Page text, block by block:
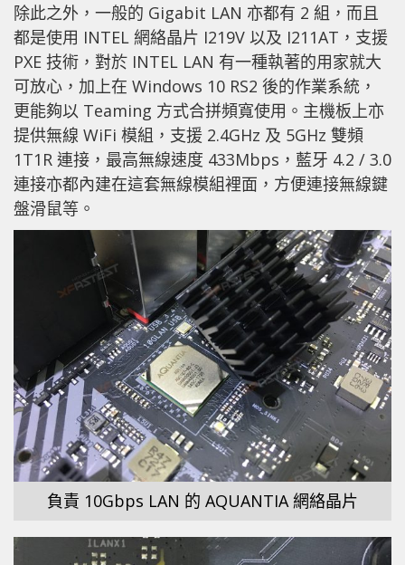
除此之外，一般的 Gigabit LAN 亦都有 2 組，而且
都是使用 INTEL 網絡晶片 I219V 以及 I211AT，支援
PXE 技術，對於 INTEL LAN 有一種執著的用家就大
可放心，加上在 Windows 10 RS2 後的作業系統，
更能夠以 Teaming 方式合拼頻寬使用。主機板上亦
提供無線 WiFi 模組，支援 2.4GHz 及 5GHz 雙頻
1T1R 連接，最高無線速度 433Mbps，藍牙 4.2 / 3.0
連接亦都內建在這套無線模組裡面，方便連接無線鍵
盤滑鼠等。
負責 10Gbps LAN 的 AQUANTIA 網絡晶片